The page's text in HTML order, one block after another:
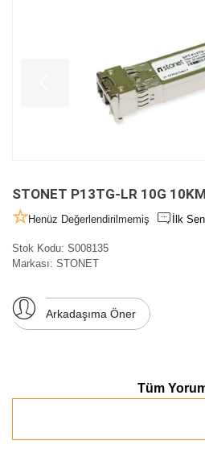
STONET P13TG-LR 10G
Henüz Değerlendirilmemiş İlk
Stok Kodu: S008135
Markası: STONET
Arkadaşıma Öner
Tüm